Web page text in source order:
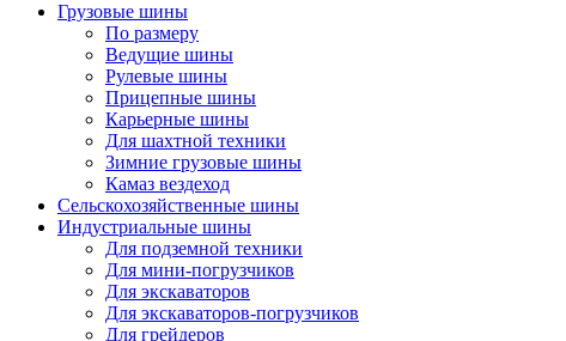
Грузовые шины
По размеру
Ведущие шины
Рулевые шины
Прицепные шины
Карьерные шины
Для шахтной техники
Зимние грузовые шины
Камаз вездеход
Сельскохозяйственные шины
Индустриальные шины
Для подземной техники
Для мини-погрузчиков
Для экскаваторов
Для экскаваторов-погрузчиков
Для грейдеров